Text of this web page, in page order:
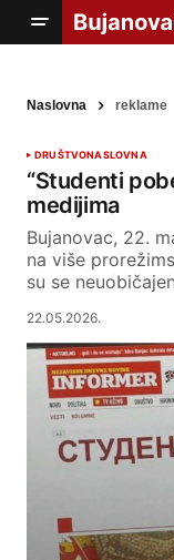
Naslovna reklame
DRUŠTVONASLOVNA
“Studenti
medijima
Bujanovac, 22.
na više
su se
22.05.2026.